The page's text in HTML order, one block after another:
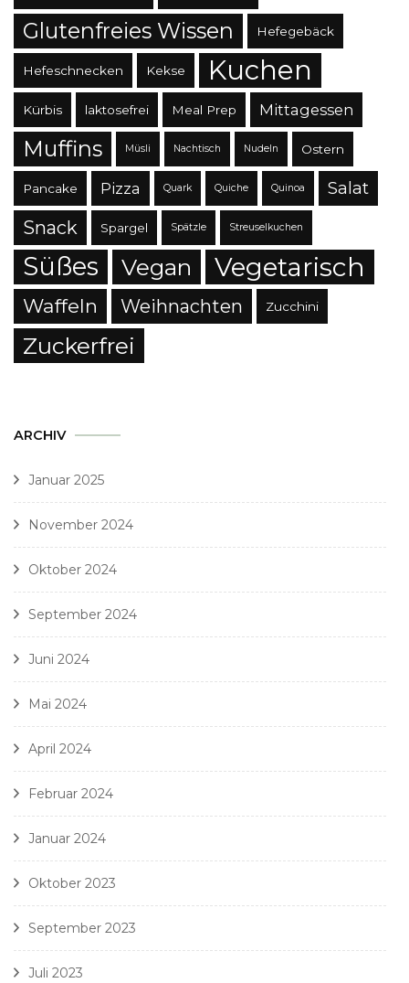
Glutenfreies Wissen Hefegebäck
Hefeschnecken Kekse Kuchen
Kürbis laktosefrei Meal Prep Mittagessen
Muffins Müsli Nachtisch Nudeln Ostern
Pancake Pizza Quark Quiche Quinoa Salat
Snack Spargel Spätzle Streuselkuchen
Süßes Vegan Vegetarisch
Waffeln Weihnachten Zucchini
Zuckerfrei
ARCHIV
Januar 2025
November 2024
Oktober 2024
September 2024
Juni 2024
Mai 2024
April 2024
Februar 2024
Januar 2024
Oktober 2023
September 2023
Juli 2023